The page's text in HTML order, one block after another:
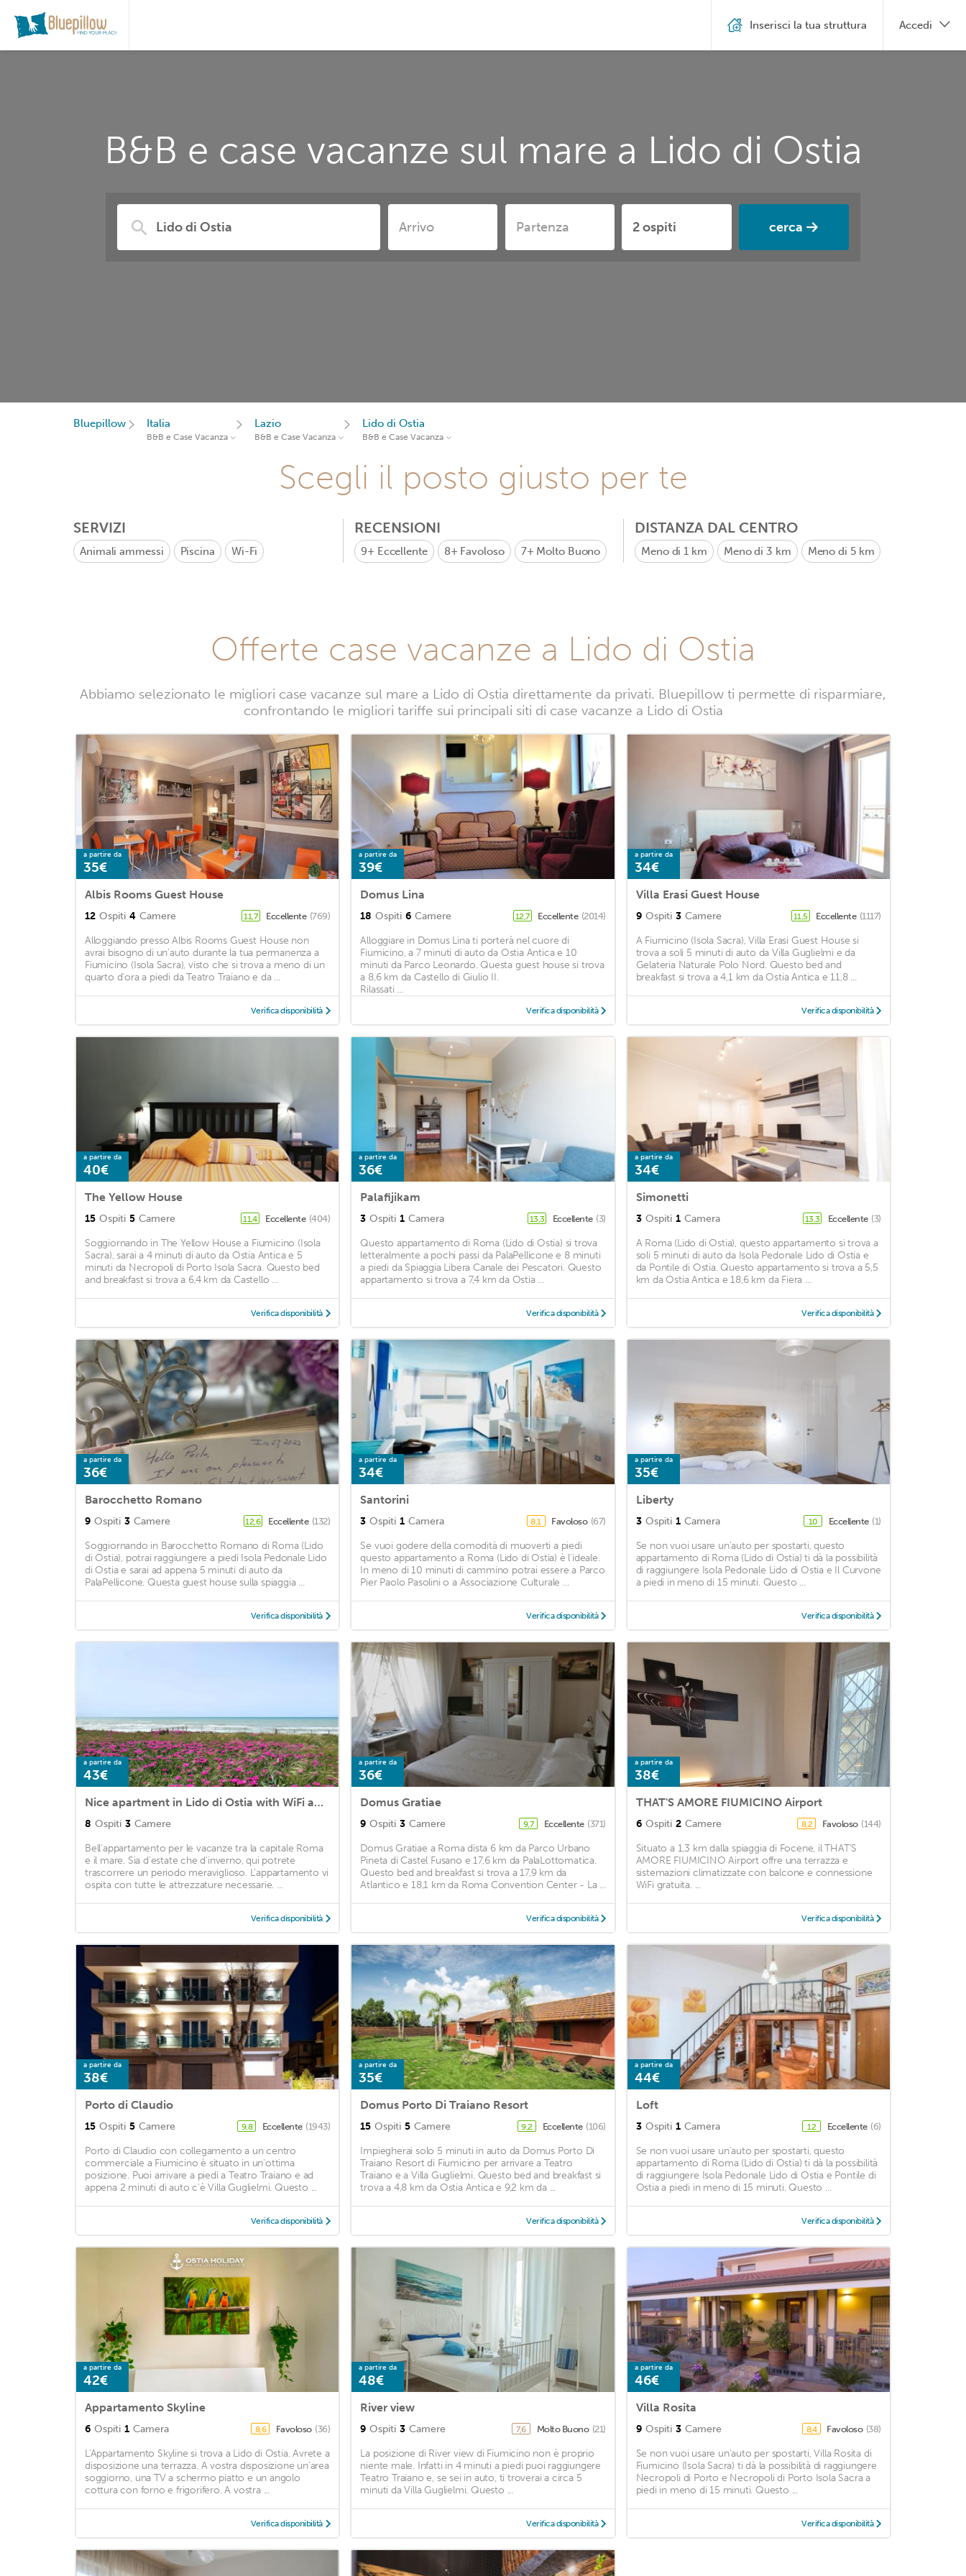
B&B e case vacanze sul mare a Lido di Ostia
cerca
Inserisci la tua struttura Accedi
Bluepillow Italia
B&B e Case Vacanza
Lazio
B&B e Case Vacanza
Lido di Ostia
B&B e Case Vacanza
Scegli il posto giusto per te
SERVIZI
Animali ammessi Piscina Wi-Fi
RECENSIONI
9+ Eccellente 8+ Favoloso 7+ Molto Buono
DISTANZA DAL CENTRO
Meno di 1 km Meno di 3 km Meno di 5 km
Offerte case vacanze a Lido di Ostia
Abbiamo selezionato le migliori case vacanze sul mare a Lido di Ostia direttamente da privati. Bluepillow ti permette di risparmiare,
confrontando le migliori tariffe sui principali siti di case vacanze a Lido di Ostia
a partire da
35€
Albis Rooms Guest House
12 Ospiti 4 Camere 11,7 Eccellente (769)
Alloggiando presso Albis Rooms Guest House non
avrai bisogno di un'auto durante la tua permanenza a
Fiumicino (Isola Sacra), visto che si trova a meno di un
quarto d'ora a piedi da Teatro Traiano e da ...
Verifica disponibilità
a partire da
39€
Domus Lina
18 Ospiti 6 Camere 12,7 Eccellente (2014)
Alloggiare in Domus Lina ti porterà nel cuore di
Fiumicino, a 7 minuti di auto da Ostia Antica e 10
minuti da Parco Leonardo. Questa guest house si trova
a 8,6 km da Castello di Giulio II.
Rilassati ...
Verifica disponibilità
a partire da
34€
Villa Erasi Guest House
9 Ospiti 3 Camere 11,5 Eccellente (1117)
A Fiumicino (Isola Sacra), Villa Erasi Guest House si
trova a soli 5 minuti di auto da Villa Guglielmi e da
Gelateria Naturale Polo Nord. Questo bed and
breakfast si trova a 4,1 km da Ostia Antica e 11,8 ...
Verifica disponibilità
a partire da
40€
The Yellow House
15 Ospiti 5 Camere 11,4 Eccellente (404)
Soggiornando in The Yellow House a Fiumicino (Isola
Sacra), sarai a 4 minuti di auto da Ostia Antica e 5
minuti da Necropoli di Porto Isola Sacra. Questo bed
and breakfast si trova a 6,4 km da Castello ...
Verifica disponibilità
a partire da
36€
Palafijikam
3 Ospiti 1 Camera 13,3 Eccellente (3)
Questo appartamento di Roma (Lido di Ostia) si trova
letteralmente a pochi passi da PalaPellicone e 8 minuti
a piedi da Spiaggia Libera Canale dei Pescatori. Questo
appartamento si trova a 7,4 km da Ostia ...
Verifica disponibilità
a partire da
34€
Simonetti
3 Ospiti 1 Camera 13,3 Eccellente (3)
A Roma (Lido di Ostia), questo appartamento si trova a
soli 5 minuti di auto da Isola Pedonale Lido di Ostia e
da Pontile di Ostia. Questo appartamento si trova a 5,5
km da Ostia Antica e 18,6 km da Fiera ...
Verifica disponibilità
a partire da
36€
Barocchetto Romano
9 Ospiti 3 Camere 12,6 Eccellente (132)
Soggiornando in Barocchetto Romano di Roma (Lido
di Ostia), potrai raggiungere a piedi Isola Pedonale Lido
di Ostia e sarai ad appena 5 minuti di auto da
PalaPellicone. Questa guest house sulla spiaggia ...
Verifica disponibilità
a partire da
34€
Santorini
3 Ospiti 1 Camera 8,1 Favoloso (67)
Se vuoi godere della comodità di muoverti a piedi
questo appartamento a Roma (Lido di Ostia) è l'ideale.
In meno di 10 minuti di cammino potrai essere a Parco
Pier Paolo Pasolini o a Associazione Culturale ...
Verifica disponibilità
a partire da
35€
Liberty
3 Ospiti 1 Camera 10 Eccellente (1)
Se non vuoi usare un'auto per spostarti, questo
appartamento di Roma (Lido di Ostia) ti dà la possibilità
di raggiungere Isola Pedonale Lido di Ostia e Il Curvone
a piedi in meno di 15 minuti. Questo ...
Verifica disponibilità
a partire da
43€
Nice apartment in Lido di Ostia with WiFi and 3 Bedrooms
8 Ospiti 3 Camere
Bell'appartamento per le vacanze tra la capitale Roma
e il mare. Sia d'estate che d'inverno, qui potrete
trascorrere un periodo meraviglioso. L'appartamento vi
ospita con tutte le attrezzature necessarie. ...
Verifica disponibilità
a partire da
36€
Domus Gratiae
9 Ospiti 3 Camere 9,7 Eccellente (371)
Domus Gratiae a Roma dista 6 km da Parco Urbano
Pineta di Castel Fusano e 17,6 km da PalaLottomatica.
Questo bed and breakfast si trova a 17,9 km da
Atlantico e 18,1 km da Roma Convention Center - La ...
Verifica disponibilità
a partire da
38€
THAT'S AMORE FIUMICINO Airport
6 Ospiti 2 Camere 8,2 Favoloso (144)
Situato a 1,3 km dalla spiaggia di Focene, il THAT'S
AMORE FIUMICINO Airport offre una terrazza e
sistemazioni climatizzate con balcone e connessione
WiFi gratuita. ...
Verifica disponibilità
a partire da
38€
Porto di Claudio
15 Ospiti 5 Camere 9,8 Eccellente (1943)
Porto di Claudio con collegamento a un centro
commerciale a Fiumicino è situato in un'ottima
posizione. Puoi arrivare a piedi a Teatro Traiano e ad
appena 2 minuti di auto c'è Villa Guglielmi. Questo ...
Verifica disponibilità
a partire da
35€
Domus Porto Di Traiano Resort
15 Ospiti 5 Camere 9,2 Eccellente (106)
Impiegherai solo 5 minuti in auto da Domus Porto Di
Traiano Resort di Fiumicino per arrivare a Teatro
Traiano e a Villa Guglielmi. Questo bed and breakfast si
trova a 4,8 km da Ostia Antica e 9,2 km da ...
Verifica disponibilità
a partire da
44€
Loft
3 Ospiti 1 Camera 12 Eccellente (6)
Se non vuoi usare un'auto per spostarti, questo
appartamento di Roma (Lido di Ostia) ti dà la possibilità
di raggiungere Isola Pedonale Lido di Ostia e Pontile di
Ostia a piedi in meno di 15 minuti. Questo ...
Verifica disponibilità
a partire da
42€
Appartamento Skyline
6 Ospiti 1 Camera 8,6 Favoloso (36)
L'Appartamento Skyline si trova a Lido di Ostia. Avrete a
disposizione una terrazza. A vostra disposizione un'area
soggiorno, una TV a schermo piatto e un angolo
cottura con forno e frigorifero. A vostra ...
Verifica disponibilità
a partire da
48€
River view
9 Ospiti 3 Camere 7,6 Molto Buono (21)
La posizione di River view di Fiumicino non è proprio
niente male. Infatti in 4 minuti a piedi puoi raggiungere
Teatro Traiano e, se sei in auto, ti troverai a circa 5
minuti da Villa Guglielmi. Questo ...
Verifica disponibilità
a partire da
46€
Villa Rosita
9 Ospiti 3 Camere 8,4 Favoloso (38)
Se non vuoi usare un'auto per spostarti, Villa Rosita di
Fiumicino (Isola Sacra) ti dà la possibilità di raggiungere
Necropoli di Porto e Necropoli di Porto Isola Sacra a
piedi in meno di 15 minuti. Questo ...
Verifica disponibilità